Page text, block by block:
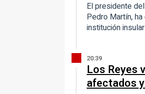
El presidente
Pedro Martín,
institución
20:39
Los Reyes
afectados